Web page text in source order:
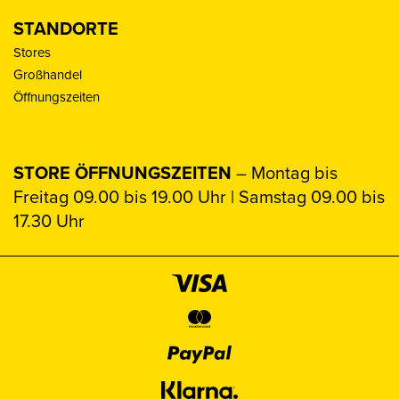
STANDORTE
Stores
Großhandel
Öffnungszeiten
STORE ÖFFNUNGSZEITEN – Montag bis
Freitag 09.00 bis 19.00 Uhr | Samstag 09.00 bis
17.30 Uhr